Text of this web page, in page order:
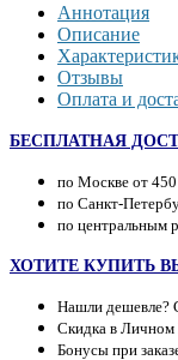
Аннотация
Описание
Отзывы
Оплата и
БЕСПЛАТНАЯ
по Москве от
по Санкт-
по центральным
ХОТИТЕ КУПИТЬ
Нашли дешевле?
Скидка в Личном
Бонусы при